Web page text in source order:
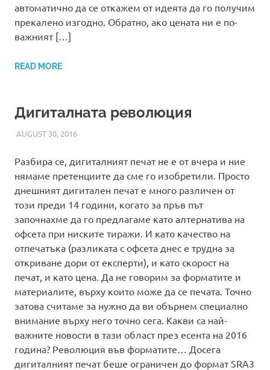
автоматично да се откажем от идеята да го получим
прекалено изгодно. Обратно, ако цената ни е по-
важният […]
READ MORE
Дигиталната революция
AUGUST 30, 2016ADMIN
FRONTPAGE
Разбира се, дигиталният печат не е от вчера и ние
нямаме претенциите да сме го изобретили. Просто
днешният дигитален печат е много различен от
този преди 14 години, когато за пръв път
започнахме да го предлагаме като алтернатива на
офсета при ниските тиражи. И като качество на
отпечатъка (разликата с офсета днес е трудна за
откриване дори от експерти), и като скорост на
печат, и като цена. Да не говорим за форматите и
материалите, върху които може да се печата. Точно
затова считаме за нужно да ви обърнем специално
внимание върху него точно сега. Какви са най-
важните новости в тази област през есента на 2016
година? Революция във форматите… Досега
дигиталният печат беше ограничен до формат SRA3